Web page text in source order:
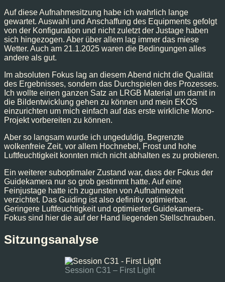
Auf diese Aufnahmesitzung habe ich wahrlich lange
gewartet. Auswahl und Anschaffung des Equipments gefolgt
von der Konfiguration und nicht zuletzt der Justage haben
sich hingezogen. Aber über allem lag immer das miese
Wetter. Auch am 21.1.2025 waren die Bedingungen alles
andere als gut.
Im absoluten Fokus lag an diesem Abend nicht die Qualität
des Ergebnisses, sondern das Durchspielen des Prozesses.
Ich wollte einen ganzen Satz an LRGB Material um damit in
die Bildentwicklung gehen zu können und mein EKOS
einzurichten um mich einfach auf das erste wirkliche Mono-
Projekt vorbereiten zu können.
Aber so langsam wurde ich ungeduldig. Begrenzte
wolkenfreie Zeit, vor allem Hochnebel, Frost und hohe
Luftfeuchtigkeit konnten mich nicht abhalten es zu probieren.
Ein weiterer suboptimaler Zustand war, dass der Fokus der
Guidekamera nur so grob gestimmt hatte. Auf eine
Feinjustage hatte ich zugunsten von Aufnahmezeit
verzichtet. Das Guiding ist also definitiv optimierbar.
Geringere Luftfeuchtigkeit und optimierter Guidekamera-
Fokus sind hier die auf der Hand liegenden Stellschrauben.
Sitzungsanalyse
Session C31 – First Light